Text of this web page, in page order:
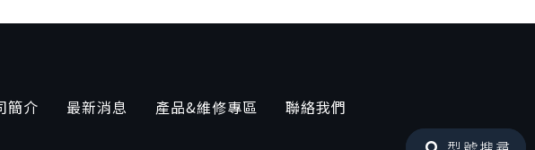
簡介 最新消息 產品&維修專區 聯絡我們